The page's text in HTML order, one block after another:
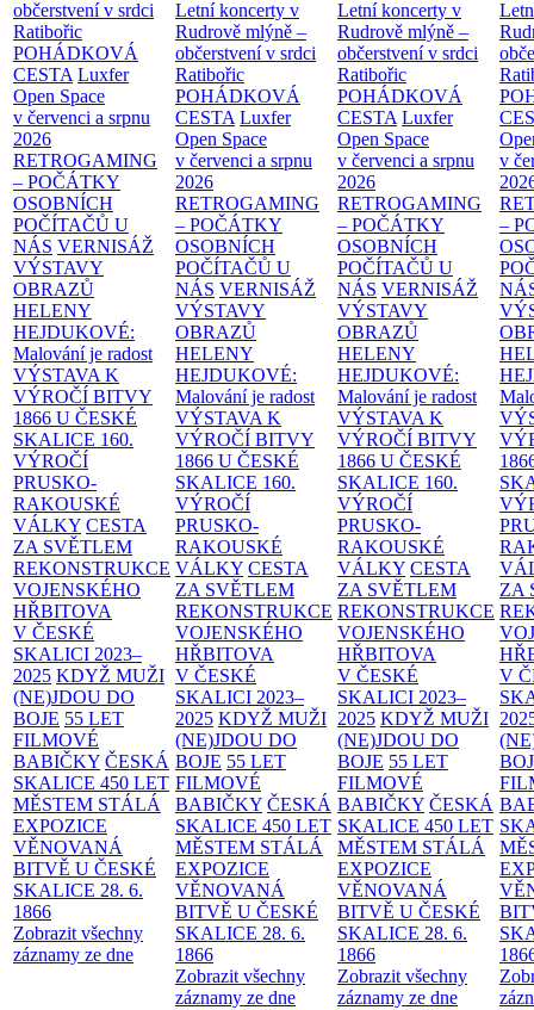
občerstvení v srdci
Ratibořic
POHÁDKOVÁ
CESTA Luxfer
Open Space
v červenci a srpnu
2026
RETROGAMING
– POČÁTKY
OSOBNÍCH
POČÍTAČŮ U
NÁS VERNISÁŽ
VÝSTAVY
OBRAZŮ
HELENY
HEJDUKOVÉ:
Malování je radost
VÝSTAVA K
VÝROČÍ BITVY
1866 U ČESKÉ
SKALICE 160.
VÝROČÍ
PRUSKO-
RAKOUSKÉ
VÁLKY CESTA
ZA SVĚTLEM
REKONSTRUKCE
VOJENSKÉHO
HŘBITOVA
V ČESKÉ
SKALICI 2023–
2025 KDYŽ MUŽI
(NE)JDOU DO
BOJE 55 LET
FILMOVÉ
BABIČKY ČESKÁ
SKALICE 450 LET
MĚSTEM STÁLÁ
EXPOZICE
VĚNOVANÁ
BITVĚ U ČESKÉ
SKALICE 28. 6.
1866
Zobrazit všechny
záznamy ze dne
Letní koncerty v
Rudrově mlýně –
občerstvení v srdci
Ratibořic
POHÁDKOVÁ
CESTA Luxfer
Open Space
v červenci a srpnu
2026
RETROGAMING
– POČÁTKY
OSOBNÍCH
POČÍTAČŮ U
NÁS VERNISÁŽ
VÝSTAVY
OBRAZŮ
HELENY
HEJDUKOVÉ:
Malování je radost
VÝSTAVA K
VÝROČÍ BITVY
1866 U ČESKÉ
SKALICE 160.
VÝROČÍ
PRUSKO-
RAKOUSKÉ
VÁLKY CESTA
ZA SVĚTLEM
REKONSTRUKCE
VOJENSKÉHO
HŘBITOVA
V ČESKÉ
SKALICI 2023–
2025 KDYŽ MUŽI
(NE)JDOU DO
BOJE 55 LET
FILMOVÉ
BABIČKY ČESKÁ
SKALICE 450 LET
MĚSTEM STÁLÁ
EXPOZICE
VĚNOVANÁ
BITVĚ U ČESKÉ
SKALICE 28. 6.
1866
Zobrazit všechny
záznamy ze dne
Letní koncerty v
Rudrově mlýně –
občerstvení v srdci
Ratibořic
POHÁDKOVÁ
CESTA Luxfer
Open Space
v červenci a srpnu
2026
RETROGAMING
– POČÁTKY
OSOBNÍCH
POČÍTAČŮ U
NÁS VERNISÁŽ
VÝSTAVY
OBRAZŮ
HELENY
HEJDUKOVÉ:
Malování je radost
VÝSTAVA K
VÝROČÍ BITVY
1866 U ČESKÉ
SKALICE 160.
VÝROČÍ
PRUSKO-
RAKOUSKÉ
VÁLKY CESTA
ZA SVĚTLEM
REKONSTRUKCE
VOJENSKÉHO
HŘBITOVA
V ČESKÉ
SKALICI 2023–
2025 KDYŽ MUŽI
(NE)JDOU DO
BOJE 55 LET
FILMOVÉ
BABIČKY ČESKÁ
SKALICE 450 LET
MĚSTEM STÁLÁ
EXPOZICE
VĚNOVANÁ
BITVĚ U ČESKÉ
SKALICE 28. 6.
1866
Zobrazit všechny
záznamy ze dne
v
–
ZA
V